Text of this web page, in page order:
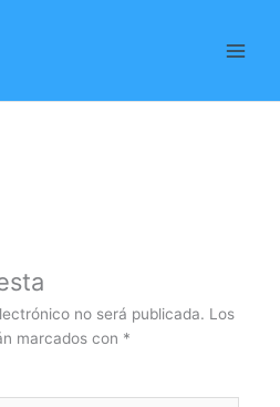
no será publicada. Los
marcados con *